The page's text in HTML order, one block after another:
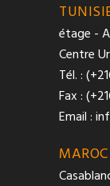
étage -
Centre
Tél. :
Fax :
Email :